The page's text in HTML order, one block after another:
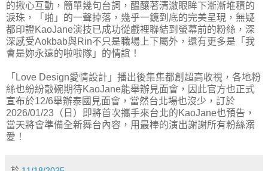
的揪心互動，簡單幾句台詞，醞釀著清澈眼眸下漸漸堆積的
淚珠，「啪」的一聲掉落，幾乎一鏡到底的完美呈現，無疑
都印證KaoJane演技已成功從戲裡聯結到螢幕前的粉絲，深
深感受Aokbab與Rin不只是職場上下屬外，還有更多是「我
會是妳永遠的啦啦隊」的情誼！
「Love Design愛情設計」播出後集集都創超高收視，各地粉
絲也紛紛敲碗期待KaoJane能舉辦見面會，因此官方也正式
宣布於12/6舉辦泰國見面會，當然台北場也沒少，訂於
2026/01/23（日）即將首次攜手來台北的KaoJane也預告，
當天將會準備全新舞台內容，用最棒的演出謝謝所有粉絲溺
愛！